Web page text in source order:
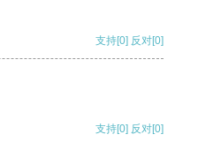
支持[0] 反对[0]
支持[0] 反对[0]